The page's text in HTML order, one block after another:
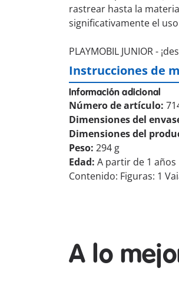
rastrear hasta la
significativamente el
PLAYMOBIL JUNIOR -
Instrucciones de
Información adicional
Número de artículo:
Dimensiones del
Dimensiones del
Peso: 294 g
Edad: A partir de 1 años
Contenido: Figuras: 1
A lo